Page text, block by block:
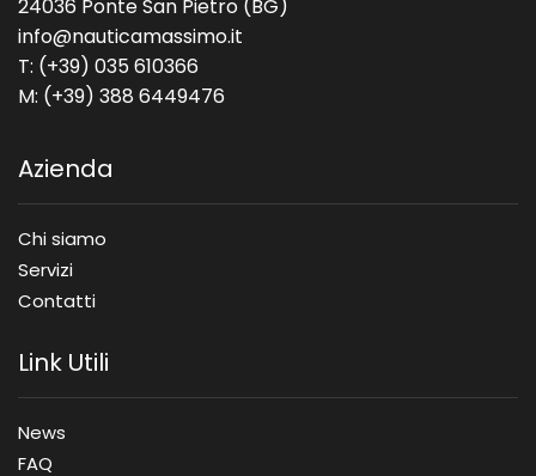
24036 Ponte San Pietro (BG)
info@nauticamassimo.it
T: (+39) 035 610366
M: (+39) 388 6449476
Azienda
Chi siamo
Servizi
Contatti
Link Utili
News
FAQ